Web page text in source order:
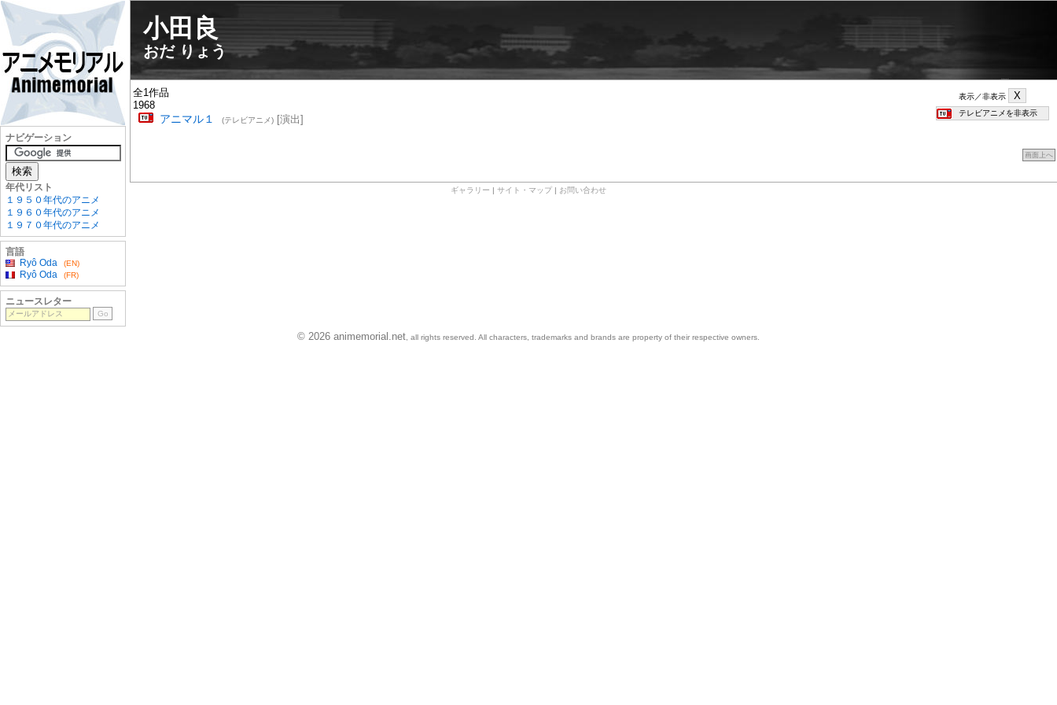
小田良
おだ りょう
表示／非表示
全1作品
1968
アニマル１ (テレビアニメ)[演出]
画面上へ
ギャラリー サイト・マップ お問い合わせ
ナビゲーション
年代リスト
１９５０年代のアニメ
１９６０年代のアニメ
１９７０年代のアニメ
言語
Ryô Oda
(EN)
Ryô Oda (FR)
ニュースレター
© 2026 animemorial.net , all rights reserved. All characters, trademarks and brands are property of their respective owners.